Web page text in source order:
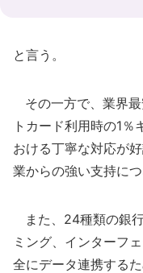
と言う。
その一方で、業界
トカード利用時の1
おける丁寧な対応が
業からの強い支持に
また、24種類の銀
ミング、インターフ
全にデータ連携する